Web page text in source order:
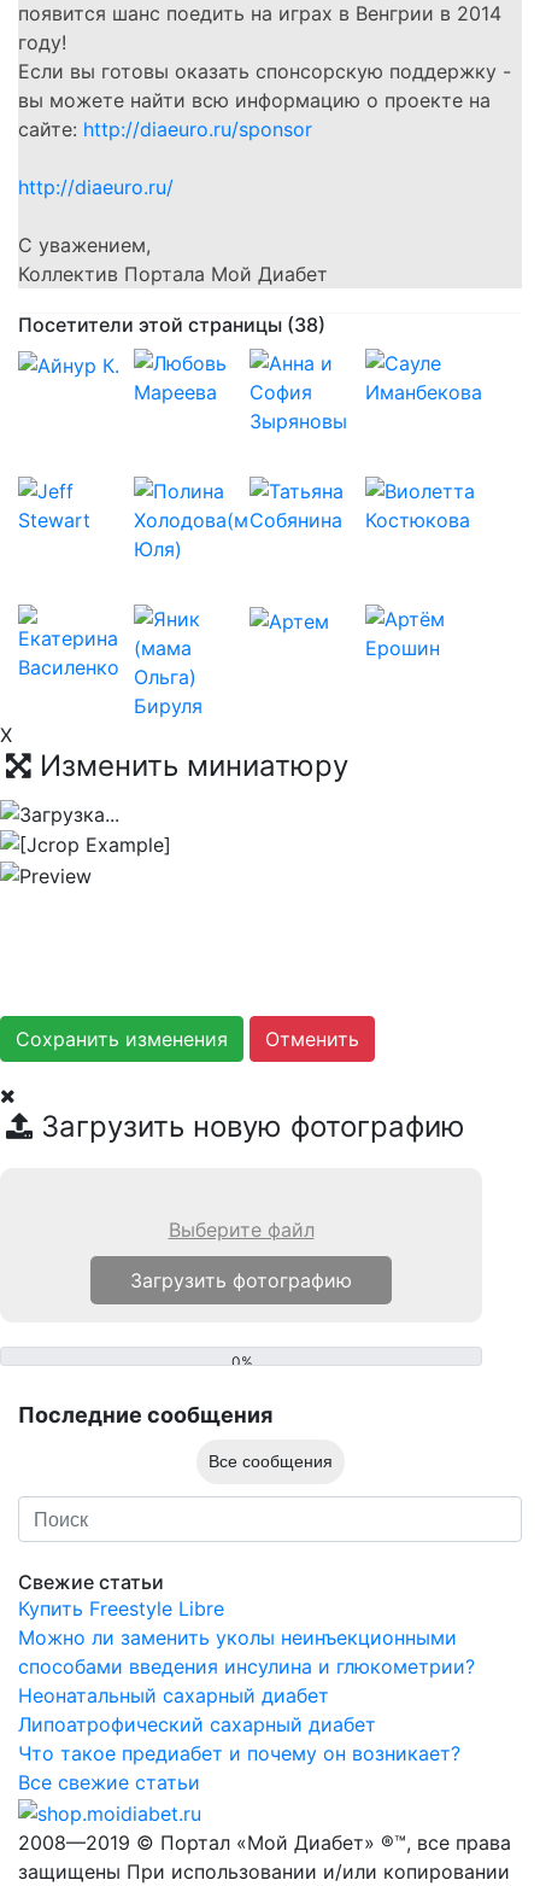
появится шанс поедить на играх в Венгрии в 2014
году!
Если вы готовы оказать спонсорскую поддержку -
вы можете найти всю информацию о проекте на
сайте: http://diaeuro.ru/sponsor
http://diaeuro.ru/
С уважением,
Коллектив Портала Мой Диабет
Посетители этой страницы (38)
X
Изменить миниатюру
Сохранить изменения
Загрузить новую фотографию
Выберите файл
0%
Последние сообщения
Все сообщения
Свежие статьи
Купить Freestyle Libre
Можно ли заменить уколы неинъекционными
способами введения инсулина и глюкометрии?
Неонатальный сахарный диабет
Липоатрофический сахарный диабет
Что такое предиабет и почему он возникает?
Все свежие статьи
2008—2019 © Портал «Мой Диабет» ®™, все права
защищены При использовании и/или копировании